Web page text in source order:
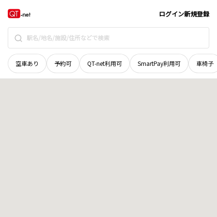
ログイン新規登録
空車あり 予約可 QT-net利用可 SmartPay利用可 車椅子
岩手県